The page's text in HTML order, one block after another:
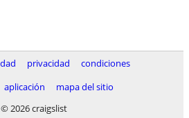
privacidad
condiciones
aplicación
mapa del sitio
© 2026 craigslist